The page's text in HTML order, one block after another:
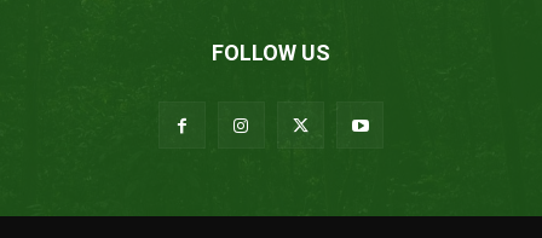
FOLLOW US